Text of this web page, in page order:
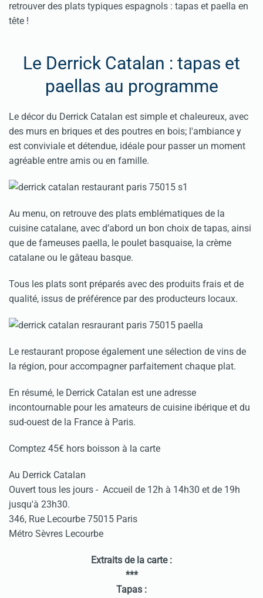
retrouver des plats typiques espagnols : tapas et paella en
tête !
Le Derrick Catalan : tapas et
paellas au programme
Le décor du Derrick Catalan est simple et chaleureux, avec
des murs en briques et des poutres en bois; l'ambiance y
est conviviale et détendue, idéale pour passer un moment
agréable entre amis ou en famille.
Au menu, on retrouve des plats emblématiques de la
cuisine catalane, avec d’abord un bon choix de tapas, ainsi
que de fameuses paella, le poulet basquaise, la crème
catalane ou le gâteau basque.
Tous les plats sont préparés avec des produits frais et de
qualité, issus de préférence par des producteurs locaux.
Le restaurant propose également une sélection de vins de
la région, pour accompagner parfaitement chaque plat.
En résumé, le Derrick Catalan est une adresse
incontournable pour les amateurs de cuisine ibérique et du
sud-ouest de la France à Paris.
Comptez 45€ hors boisson à la carte
Au Derrick Catalan
Ouvert tous les jours - Accueil de 12h à 14h30 et de 19h
jusqu'à 23h30.
346, Rue Lecourbe 75015 Paris
Métro Sèvres Lecourbe
Extraits de la carte :
***
Tapas :